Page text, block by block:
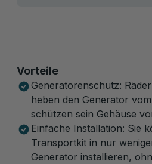
Vorteile
Generatorenschutz:
heben den Generator
schützen sein Gehäuse
Einfache Installation: Sie
Transportkit in nur
Generator installieren,